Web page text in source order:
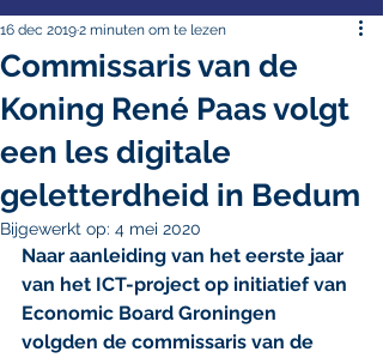
Commissaris van de
Koning René Paas volgt
een les digitale
geletterdheid in Bedum
16 dec 20192 minuten om te lezen
Bijgewerkt op: 4 mei 2020
Naar aanleiding van het eerste jaar
van het ICT-project op initiatief van
Economic Board Groningen
volgden de commissaris van de